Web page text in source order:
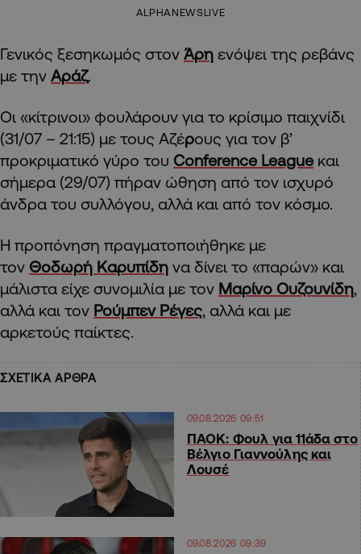
ALPHANEWSLIVE
Γενικός ξεσηκωμός στον Άρη ενόψει της ρεβάνς
με την Αράζ.
Οι «κίτρινοι» φουλάρουν για το κρίσιμο παιχνίδι
(31/07 – 21:15) με τους Αζέρους για τον β’
προκριματικό γύρο του Conference Leagueκαι
σήμερα (29/07) πήραν ώθηση από τον ισχυρό
άνδρα του συλλόγου, αλλά και από τον κόσμο.
Η προπόνηση πραγματοποιήθηκε με
τον Θοδωρή Καρυπίδη να δίνει το «παρών» και
μάλιστα είχε συνομιλία με τον Μαρίνο Ουζουνίδη,
αλλά και τον Ρούμπεν Ρέγες, αλλά και με
αρκετούς παίκτες.
ΣΧΕΤΙΚΑ ΑΡΘΡΑ
09.08.2026 09:51
ΠΑΟΚ: Φουλ για 11άδα στο
Βέλγιο Γιαννούλης και
Λουσέ
09.08.2026 09:39